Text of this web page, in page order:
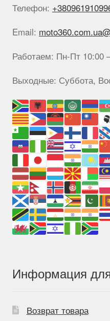
Телефон:
Email:
Работаем: Пн-Пт 10:00
Выходные: Суббота,
Информация
Возврат товара